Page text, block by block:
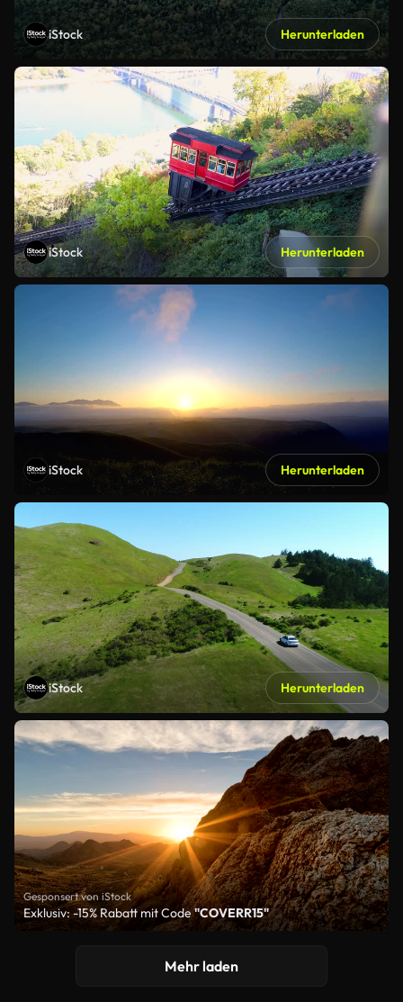
iStock Herunterladen
iStock Herunterladen
iStock Herunterladen
iStock Herunterladen
Gesponsert von iStock
Exklusiv: -15% Rabatt mit Code"COVERR15"
Mehr laden